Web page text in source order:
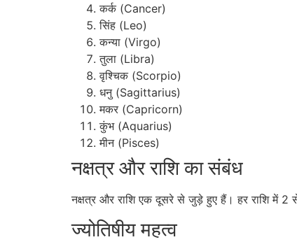
कर्क (Cancer)
सिंह (Leo)
कन्या (Virgo)
तुला (Libra)
वृश्चिक (Scorpio)
धनु (Sagittarius)
मकर (Capricorn)
कुंभ (Aquarius)
मीन (Pisces)
नक्षत्र और राशि का संबंध
नक्षत्र और राशि एक दूसरे से जुड़े हुए हैं। हर राशि में 2
ज्योतिषीय महत्व